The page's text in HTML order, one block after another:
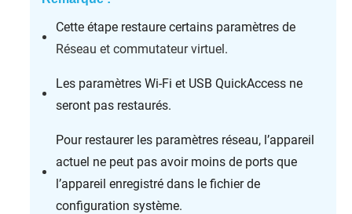
Cette étape restaure certains paramètres de
Réseau et commutateur virtuel.
Les paramètres Wi-Fi et USB QuickAccess ne
seront pas restaurés.
Pour restaurer les paramètres réseau, l’appareil
actuel ne peut pas avoir moins de ports que
l’appareil enregistré dans le fichier de
configuration système.